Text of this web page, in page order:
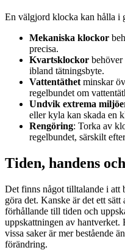
En välgjord klocka kan hålla i
Mekaniska klockor
precisa.
Kvartsklockor
ibland tätningsbyte.
Vattentäthet minskar
regelbundet om
Undvik extrema
eller kyla kan skada en
Rengöring: Torka av
regelbundet, särskilt
Tiden, handens
Det finns något tilltalande i att
göra det. Kanske är det ett sätt
förhållande till tiden och
uppskattningen av hantverket.
vissa saker är mer bestående
förändring.